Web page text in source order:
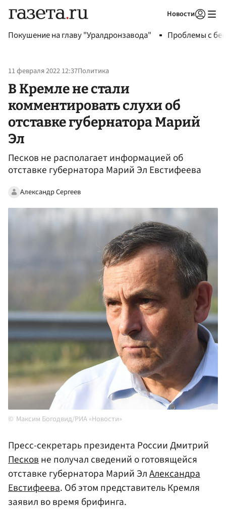
Новости
Покушение на главу "Уралдронзавода" Проблемы с
11 февраля 2022 12:37Политика
В Кремле не стали
комментировать слухи об
отставке губернатора Марий
Эл
Песков не располагает информацией об
отставке губернатора Марий Эл Евстифеева
Александр Сергеев
Максим Богодвид/РИА «Новости»
Пресс-секретарь президента России Дмитрий
Песковне получал сведений о готовящейся
отставке губернатора Марий ЭлАлександра
Евстифеева. Об этом представитель Кремля
заявил во время брифинга.